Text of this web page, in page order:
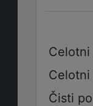
Čisti